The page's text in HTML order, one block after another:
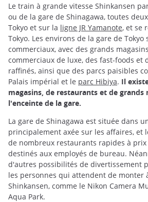
Le train à grande vitesse Shinkansen
ou de la gare de Shinagawa, toutes
Tokyo et sur la ligne JR Yamanote, et se
Tokyo. Les environs de la gare de
commerciaux, avec des grands
commerciaux de luxe, des fast-foods et
raffinés, ainsi que des parcs paisibles
Palais impérial et le parc Hibiya. Il
magasins, de restaurants et de grands
l'enceinte de la gare.
La gare de Shinagawa est située dans
principalement axée sur les affaires, et
de nombreux restaurants rapides à
destinés aux employés de bureau.
d'autres possibilités de divertissement
les personnes qui attendent de monter
Shinkansen, comme le Nikon Camera
Aqua Park.